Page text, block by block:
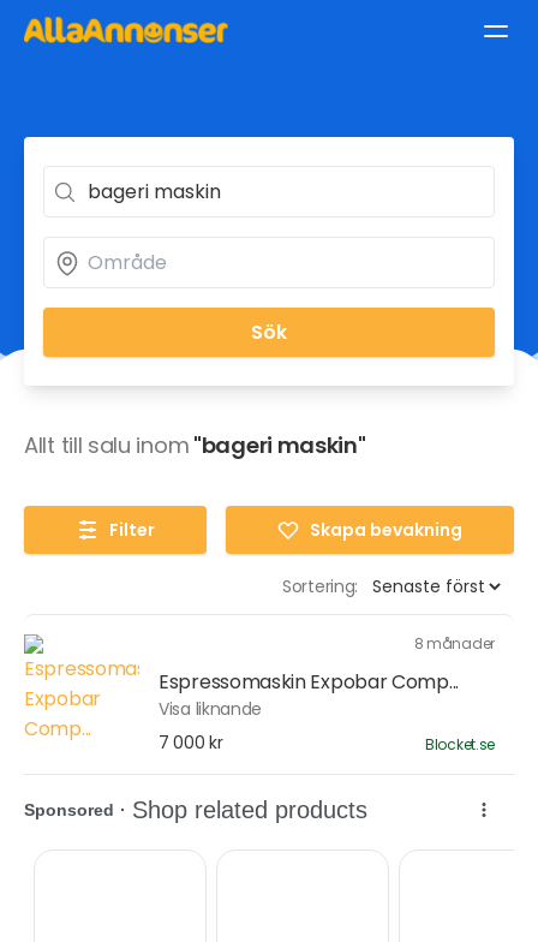
Sök
Allt till salu inom "bageri maskin"
Filter Skapa bevakning
Sortering:
8 månader
Espressomaskin Expobar Comp...
Visa liknande
7 000 kr
Blocket.se